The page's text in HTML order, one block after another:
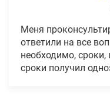
Меня
ответили на все
необходимо,
сроки получил